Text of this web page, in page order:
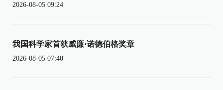
2026-08-05 09:24
我国科学家首获威廉·诺德伯格奖章
2026-08-05 07:40